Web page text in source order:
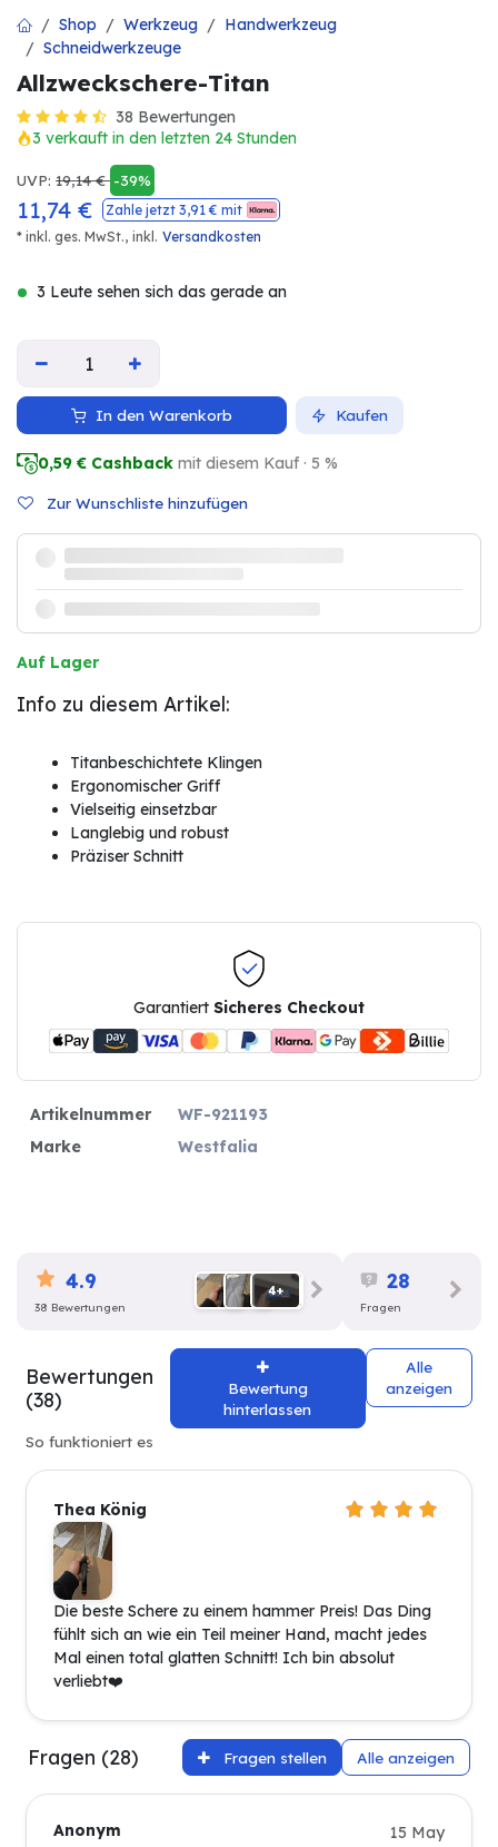
Shop Werkzeug
Handwerkzeug
Schneidwerkzeuge
Allzweckschere-Titan
38 Bewertungen
3 verkauft in den letzten 24 Stunden
UVP: 19,14€ -39%
11,74 € Zahle jetzt 3,91€ mit
* inkl. ges. MwSt., inkl. Versandkosten
3 Leute sehen sich das gerade an
In den Warenkorb Kaufen
0,59 € Cashback mit diesem Kauf · 5 %
Zur Wunschliste hinzufügen
Auf Lager
Info zu diesem Artikel:
Titanbeschichtete Klingen
Ergonomischer Griff
Vielseitig einsetzbar
Langlebig und robust
Präziser Schnitt
Garantiert Sicheres Checkout
Artikelnummer
WF-921193
Marke
Westfalia
4.9
38 Bewertungen
4+ 28
Fragen
Bewertungen
(38)
Bewertung
hinterlassen
Alle
anzeigen
So funktioniert es
Thea König
Die beste Schere zu einem hammer Preis! Das Ding
fühlt sich an wie ein Teil meiner Hand, macht jedes
Mal einen total glatten Schnitt! Ich bin absolut
verliebt❤️
Fragen (28) Fragen stellen Alle anzeigen
Anonym
15 May